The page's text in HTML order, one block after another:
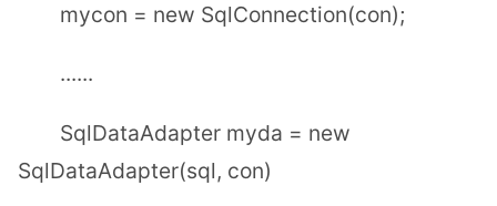
mycon = new SqlConnection(con);
......
SqlDataAdapter myda = new
SqlDataAdapter(sql, con)